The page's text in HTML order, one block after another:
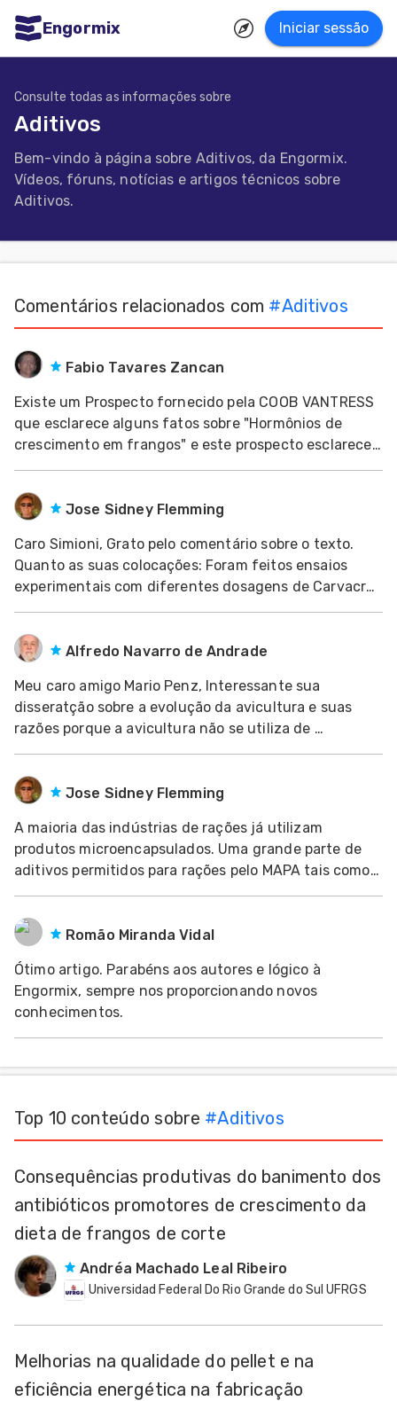
Engormix Iniciar sessão
Micotoxinas
Avicultura
Suinocultura
de
Pecuária
de
Consulte todas as informações sobre
Aditivos
Bem-vindo à página sobre Aditivos, da Engormix.
Vídeos, fóruns, notícias e artigos técnicos sobre
Aditivos.
Comentários relacionados com #Aditivos
Fabio Tavares Zancan
Existe um Prospecto fornecido pela COOB VANTRESS
que esclarece alguns fatos sobre "Hormônios de
crescimento em frangos" e este prospecto esclarece
dúvidas sobre a não utilização de "Hormônios de
Veterin&aacuJose Sidney Flemming
Caro Simioni, Grato pelo comentário sobre o texto.
Quanto as suas colocações: Foram feitos ensaios
experimentais com diferentes dosagens de Carvacrol,
Timol, com ou sem associação com ácidos no Lab de
Departamento de Medicina de Veterinária U
Alfredo Navarro de Andrade
Meu caro amigo Mario Penz, Interessante sua
disseratção sobre a evolução da avicultura e suas
razões porque a avicultura não se utiliza de
hormônios . No entanto gostaria de enfatizar dois
Jose Sidney Flemming
A maioria das indústrias de rações já utilizam
produtos microencapsulados. Uma grande parte de
aditivos permitidos para rações pelo MAPA tais como
acidificantes, enzimas, antibióticos e blends
Romão Miranda Vidal
Ótimo artigo. Parabéns aos autores e lógico à
Engormix, sempre nos proporcionando novos
conhecimentos.
Top 10 conteúdo sobre #Aditivos
Consequências produtivas do banimento dos
antibióticos promotores de crescimento da
dieta de frangos de corte
Andréa Machado Leal Ribeiro
Universidad Federal Do Rio Grande do Sul UFRGS
Melhorias na qualidade do pellet e na
eficiência energética na fabricação